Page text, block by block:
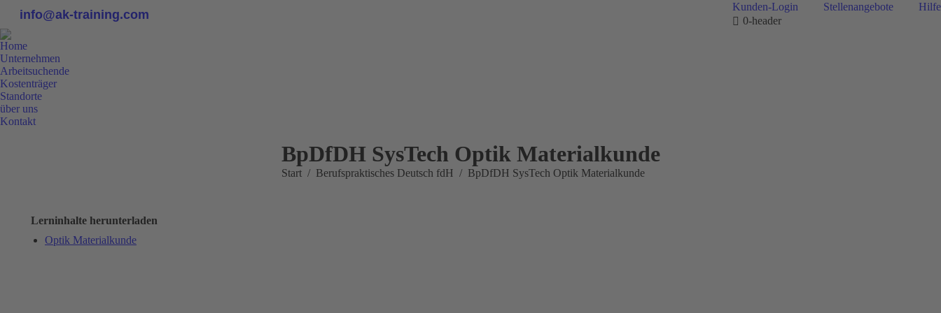
info@ak-training.com
Kunden-Login Stellenangebote
Hilfe
0-header
Home
Unternehmen
Arbeitsuchende
Kostenträger
Standorte
über uns
Kontakt
BpDfDH SysTech Optik Materialkunde
Sie befinden sich hier:
Start Berufspraktisches Deutsch fdH BpDfDH SysTech Optik Materialkunde
Lerninhalte herunterladen
Optik Materialkunde